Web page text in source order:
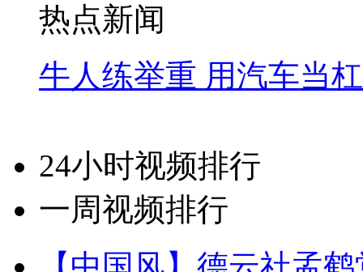
热点新闻
牛人练举重 用汽车当
24小时视频排行
一周视频排行